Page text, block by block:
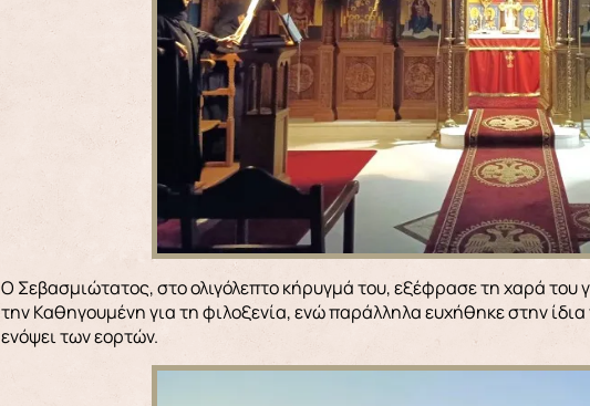
Ο Σεβασμιώτατος, στο ολιγόλεπτο κήρυγμά του, εξέφρασε τη χαρά
την Καθηγουμένη για τη φιλοξενία, ενώ παράλληλα ευχήθηκε στην
ενόψει των εορτών.